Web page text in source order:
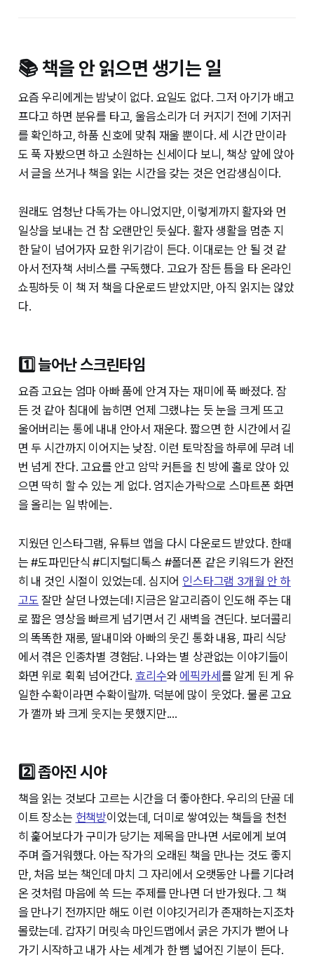
📚 책을 안 읽으면 생기는 일
요즘 우리에게는 밤낮이 없다. 요일도 없다. 그저 아기가 배고
프다고 하면 분유를 타고, 울음소리가 더 커지기 전에 기저귀
를 확인하고, 하품 신호에 맞춰 재울 뿐이다. 세 시간 만이라
도 푹 자봤으면 하고 소원하는 신세이다 보니, 책상 앞에 앉아
서 글을 쓰거나 책을 읽는 시간을 갖는 것은 언감생심이다.
원래도 엄청난 다독가는 아니었지만, 이렇게까지 활자와 먼
일상을 보내는 건 참 오랜만인 듯싶다. 활자 생활을 멈춘 지
한 달이 넘어가자 묘한 위기감이 든다. 이대로는 안 될 것 같
아서 전자책 서비스를 구독했다. 고요가 잠든 틈을 타 온라인
쇼핑하듯 이 책 저 책을 다운로드 받았지만, 아직 읽지는 않았
다.
1️⃣ 늘어난 스크린타임
요즘 고요는 엄마 아빠 품에 안겨 자는 재미에 푹 빠졌다. 잠
든 것 같아 침대에 눕히면 언제 그랬냐는 듯 눈을 크게 뜨고
울어버리는 통에 내내 안아서 재운다. 짧으면 한 시간에서 길
면 두 시간까지 이어지는 낮잠. 이런 토막잠을 하루에 무려 네
번 넘게 잔다. 고요를 안고 암막 커튼을 친 방에 홀로 앉아 있
으면 딱히 할 수 있는 게 없다. 엄지손가락으로 스마트폰 화면
을 올리는 일 밖에는.
지웠던 인스타그램, 유튜브 앱을 다시 다운로드 받았다. 한때
는 #도파민단식 #디지털디톡스 #폴더폰 같은 키워드가 완전
히 내 것인 시절이 있었는데. 심지어 인스타그램 3개월 안 하
고도 잘만 살던 나였는데! 지금은 알고리즘이 인도해 주는 대
로 짧은 영상을 빠르게 넘기면서 긴 새벽을 견딘다. 보더콜리
의 똑똑한 재롱, 딸내미와 아빠의 웃긴 통화 내용, 파리 식당
에서 겪은 인종차별 경험담. 나와는 별 상관없는 이야기들이
화면 위로 휙휙 넘어간다.효리수와에픽카세를 알게 된 게 유
일한 수확이라면 수확이랄까. 덕분에 많이 웃었다. 물론 고요
가 깰까 봐 크게 웃지는 못했지만....
2️⃣ 좁아진 시야
책을 읽는 것보다 고르는 시간을 더 좋아한다. 우리의 단골 데
이트 장소는 헌책방이었는데, 더미로 쌓여있는 책들을 천천
히 훑어보다가 구미가 당기는 제목을 만나면 서로에게 보여
주며 즐거워했다. 아는 작가의 오래된 책을 만나는 것도 좋지
만, 처음 보는 책인데 마치 그 자리에서 오랫동안 나를 기다려
온 것처럼 마음에 쏙 드는 주제를 만나면 더 반가웠다. 그 책
을 만나기 전까지만 해도 이런 이야깃거리가 존재하는지조차
몰랐는데. 갑자기 머릿속 마인드맵에서 굵은 가지가 뻗어 나
가기 시작하고 내가 사는 세계가 한 뼘 넓어진 기분이 든다.